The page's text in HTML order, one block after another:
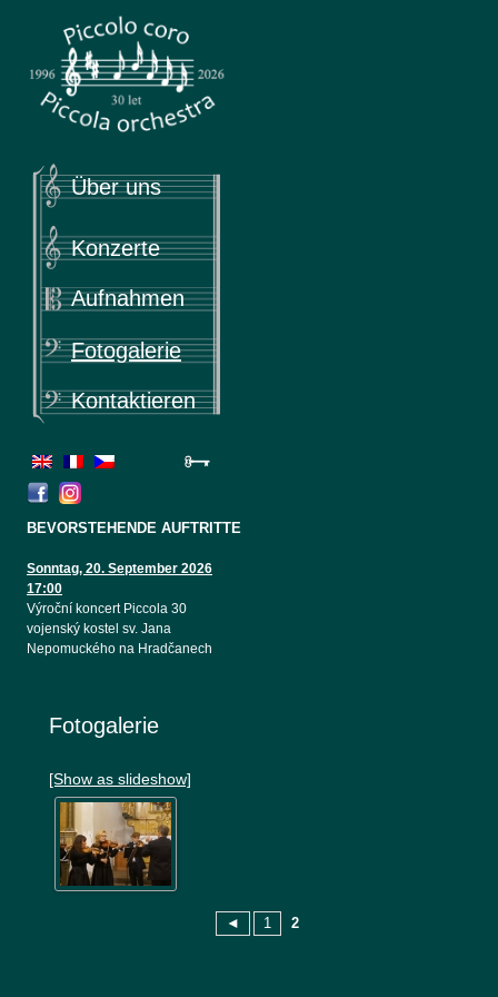
Piccola
Piccolo coro & Piccola orchestra
Über uns
Konzerte
Aufnahmen
Fotogalerie
Kontaktieren
BEVORSTEHENDE AUFTRITTE
Sonntag, 20. September 2026
17:00
Výroční koncert Piccola 30
vojenský kostel sv. Jana
Nepomuckého na Hradčanech
Fotogalerie
[Show as slideshow]
◄ 1 2